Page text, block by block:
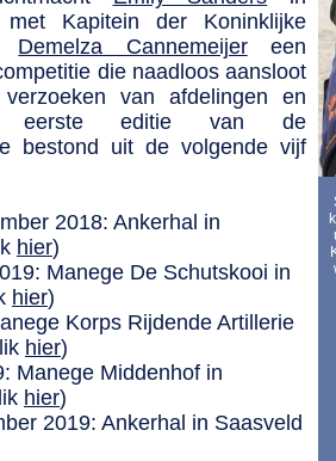
met Kapitein der Koninklijke
Demelza Cannemeijereen
die naadloos aansloot
van afdelingen en
eerste editie van de
bestond uit de volgende vijf
2018: Ankerhal in
hier)
Manege De Schutskooi in
hier)
Korps Rijdende Artillerie
hier)
Manege Middenhof in
hier)
2019: Ankerhal in Saasveld